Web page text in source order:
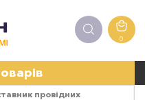
0
провідних